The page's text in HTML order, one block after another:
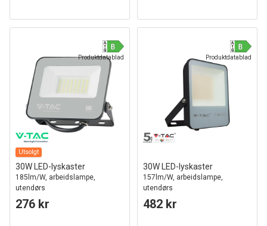
Produktdatablad
Utsolgt
30W LED-lyskaster
185lm/W, arbeidslampe,
utendørs
276 kr
Produktdatablad
30W LED-lyskaster
157lm/W, arbeidslampe,
utendørs
482 kr